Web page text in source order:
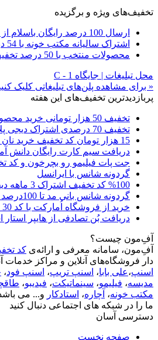
تخفیف‌های ویژه و برگزیده
ارسال 100 درصد رایگان باسلام از محصولات منتخب
اشتراک سالیانه مکتب خونه با 54 درصد تخفیف
محصولات منتخب با 50 درصد تخفیف بنیکس
محل تبلیغات | جایگاه C - 1
« برای مشاهده پلن‌های تبلیغاتی کلیک
پربازدیدترین تخفیف‌های این هفته
تخفیف 50 هزار تومانی خرید محصولات پروتئینی اسنپ فود
تخفیف 70 درصدی اشتراک دیجی پلاس از دیجی کالا
15 هزار تومان کد تخفیف خرید نان از اسنپ فود
دریافت سیم کارت رایگان دانش
جت پات فیلیمو رو بچرخون و کد
گردونه شانس با ایرانسل
%100 کد تخفیف اشتراک 3 ماهه دیجی پلاس از دیجی کالا
گردونه شانس بانی مد تا 100درصد تخفیف
خرید از فروشگاه اُمارکت با کد 30 هزار تومانی اکالا
دریافت بُن تصادفی از هایپر
آفِ‌مون چیست؟
آفِ‌مون، سامانه معرفی و ارائه‌ی کد
دار فروشگاه‌های آنلاین و مراکز خدمات
اسنپ،علی بابا، اسنپ تریپ، اسنپ فود،
مدیسه، فیلیمو، سینماتیکت، فیدیبو،
مکتب خونه، آچاره، استادکار و... می
ما را در شبکه های اجتماعی دنبال کنید
دسترسی آسان
صفحه نخست